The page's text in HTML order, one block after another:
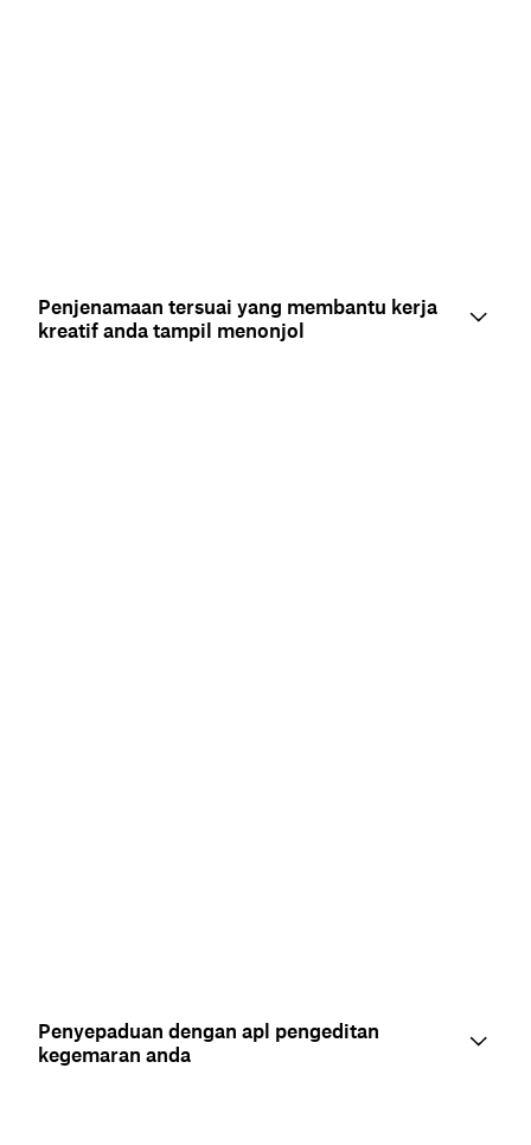
Penjenamaan tersuai yang membantu kerja
kreatif anda tampil menonjol
Penyepaduan dengan apl pengeditan
kegemaran anda